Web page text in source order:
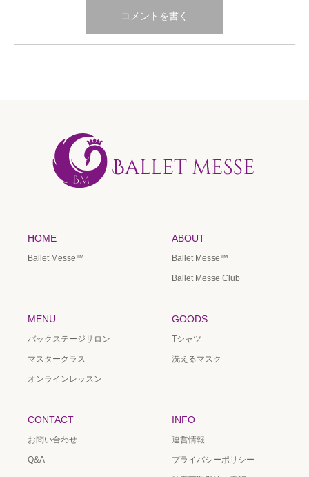
HOME
Ballet Messe™️
ABOUT
Ballet Messe™️
Ballet Messe Club
MENU
バックステージサロン
マスタークラス
オンラインレッスン
GOODS
Tシャツ
洗えるマスク
CONTACT
お問い合わせ
Q&A
INFO
運営情報
プライバシーポリシー